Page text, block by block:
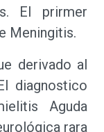
El prirmer
Meningitis.
derivado al
diagnostico
Aguda
rara